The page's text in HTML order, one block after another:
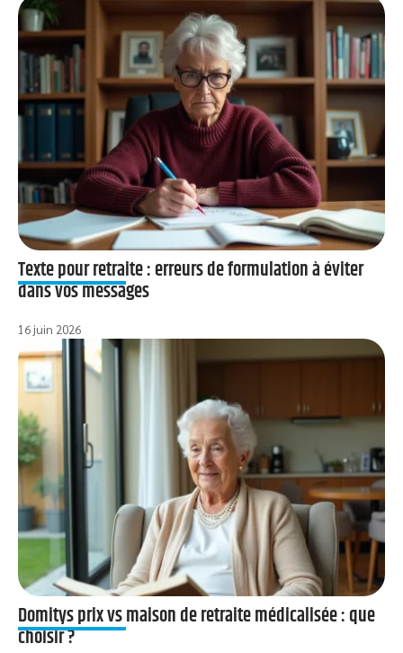
Texte pour retraite : erreurs de formulation à éviter
dans vos messages
16 juin 2026
Domitys prix vs maison de retraite médicalisée : que
choisir ?